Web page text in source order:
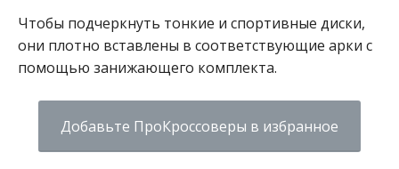
Чтобы подчеркнуть тонкие и спортивные диски,
они плотно вставлены в соответствующие арки с
помощью занижающего комплекта.
Добавьте ПроКроссоверы в избранное